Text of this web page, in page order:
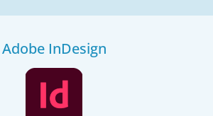
Adobe InDesign